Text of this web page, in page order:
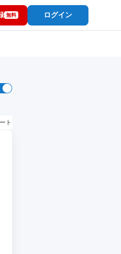
無料 ログイン
トワーク）OK